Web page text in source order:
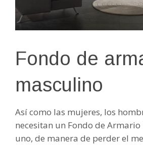
Fondo de
masculino
Así como las mujeres, los
necesitan un Fondo de
uno, de manera de perder el